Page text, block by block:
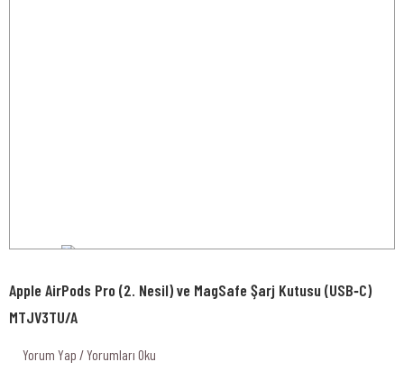
Apple AirPods Pro (2. Nesil) ve MagSafe Şarj Kutusu (USB‑C)
MTJV3TU/A
Yorum Yap / Yorumları Oku